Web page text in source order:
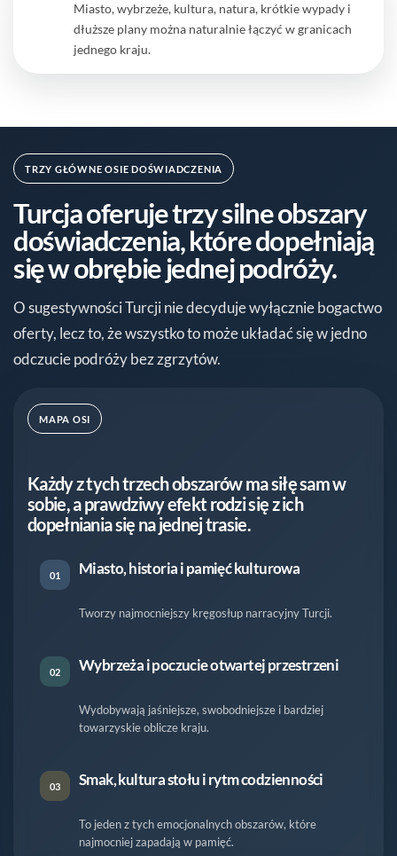
Miasto, wybrzeże, kultura, natura, krótkie wypady i
dłuższe plany można naturalnie łączyć w granicach
jednego kraju.
TRZY GŁÓWNE OSIE DOŚWIADCZENIA
Turcja oferuje trzy silne obszary
doświadczenia, które dopełniają
się w obrębie jednej podróży.
O sugestywności Turcji nie decyduje wyłącznie bogactwo
oferty, lecz to, że wszystko to może układać się w jedno
odczucie podróży bez zgrzytów.
MAPA OSI
Każdy z tych trzech obszarów ma siłę sam w
sobie, a prawdziwy efekt rodzi się z ich
dopełniania się na jednej trasie.
01 Miasto, historia i pamięć kulturowa
Tworzy najmocniejszy kręgosłup narracyjny Turcji.
02 Wybrzeża i poczucie otwartej przestrzeni
Wydobywają jaśniejsze, swobodniejsze i bardziej
towarzyskie oblicze kraju.
03 Smak, kultura stołu i rytm codzienności
To jeden z tych emocjonalnych obszarów, które
najmocniej zapadają w pamięć.